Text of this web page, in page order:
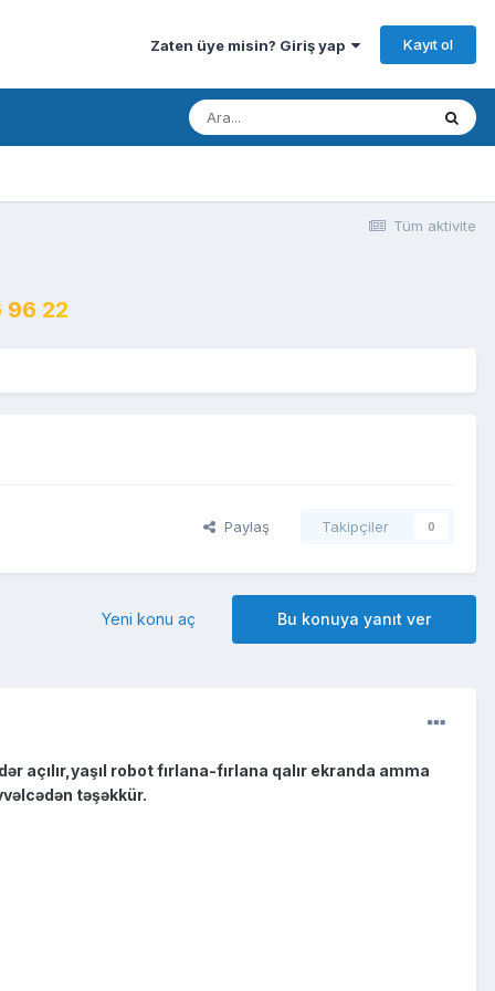
Zaten üye misin? Giriş yap Kayıt ol
Tüm aktivite
96 22
Paylaş Takipçiler 0
Bu konuya yanıt ver
Yeni konu aç
açılır,yaşıl robot fırlana-fırlana qalır ekranda amma
təşəkkür.